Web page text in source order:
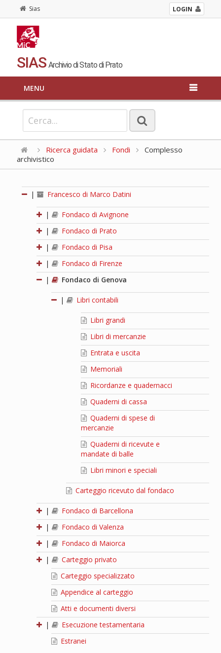
Sias LOGIN
SIAS Archivio di Stato di Prato
MENU
Ricerca guidata Fondi
Complesso
archivistico
| Francesco di Marco Datini
|
Fondaco di Avignone
|
Fondaco di Prato
|
Fondaco di Pisa
|
Fondaco di Firenze
|
Fondaco di Genova
| Libri contabili
Libri grandi
Libri di mercanzie
Entrata e uscita
Memoriali
Ricordanze e quadernacci
Quaderni di cassa
Quaderni di spese di
mercanzie
Quaderni di ricevute e
mandate di balle
Libri minori e speciali
Carteggio ricevuto dal fondaco
|
Fondaco di Barcellona
|
Fondaco di Valenza
|
Fondaco di Maiorca
|
Carteggio privato
Carteggio specializzato
Appendice al carteggio
Atti e documenti diversi
|
Esecuzione testamentaria
Estranei